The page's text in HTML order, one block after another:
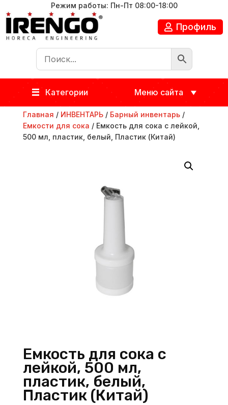
Режим работы: Пн-Пт 08:00-18:00
Профиль
Категории Меню сайта
Главная / ИНВЕНТАРЬ/ Барный инвентарь/
Емкости для сока / Емкость для сока с лейкой,
500 мл, пластик, белый, Пластик (Китай)
Емкость для сока с
лейкой, 500 мл,
пластик, белый,
Пластик (Китай)